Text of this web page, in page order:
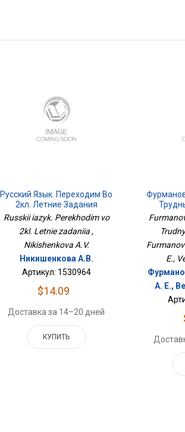
Русский Язык. Переходим Во
2кл. Летние Задания
Russkii iazyk. Perekhodim vo
2kl. Letnie zadaniia ,
Nikishenkova A.V.
Никишенкова А.В.
Артикул: 1530964
$14.09
Доставка за 14–20 дней
КУПИТЬ
E.,
А. Е.,